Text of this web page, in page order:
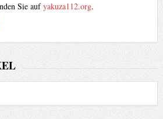
Sie aufyakuza112.org.